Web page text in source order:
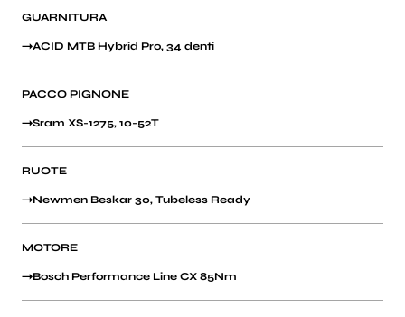
GUARNITURA
ACID MTB Hybrid Pro, 34 denti
PACCO PIGNONE
Sram XS-1275, 10-52T
RUOTE
Newmen Beskar 30, Tubeless Ready
MOTORE
Bosch Performance Line CX 85Nm